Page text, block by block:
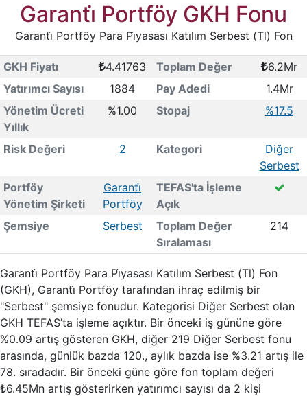
Garanti̇ Portföy GKH Fonu
Garanti̇ Portföy Para Pi̇yasası Katılım Serbest (Tl) Fon
GKH Fiyatı 4.41763 Toplam Değer
6.2Mr
Yatırımcı Sayısı
1884 Pay Adedi
1.4Mr
Yönetim Ücreti
Yıllık
%1.00 Stopaj %17.5
Risk Değeri 2 Kategori
Diğer
Serbest
Portföy
Yönetim Şirketi
Garanti̇
Portföy
TEFAS'ta İşleme
Açık
Şemsiye
Serbest
Toplam Değer
Sıralaması
214
Garanti̇ Portföy Para Pi̇yasası Katılım Serbest (Tl) Fon
(GKH), Garanti̇ Portföy tarafından ihraç edilmiş bir
"Serbest" şemsiye fonudur. Kategorisi Diğer Serbest olan
GKH TEFAS’ta işleme açıktır. Bir önceki iş gününe göre
%0.09 artış gösteren GKH, diğer 219 Diğer Serbest fonu
arasında, günlük bazda 120., aylık bazda ise %3.21 artış ile
78. sıradadır. Bir önceki güne göre fon toplam değeri
₺6.45Mn artış gösterirken yatırımcı sayısı da 2 kişi